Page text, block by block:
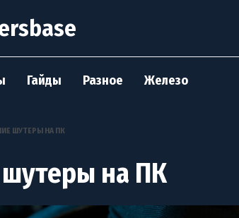
Гайды Разное Железо
ШУТЕРЫ НА ПК
на ПК